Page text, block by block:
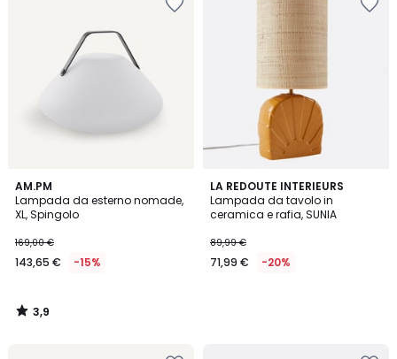
AM.PM
Lampada da esterno nomade,
XL, Spingolo
169,00 €
143,65 € -15%
3,9
/ 5
3,9
/
LA REDOUTE INTERIEURS
Lampada da tavolo in
ceramica e rafia, SUNIA
89,99 €
71,99 € -20%